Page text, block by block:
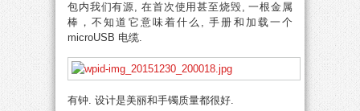
包内我们有源, 在首次使用甚至烧毁, 一根金属
棒，不知道它意味着什么, 手册和加载一个
microUSB 电缆.
有钟. 设计是美丽和手镯质量都很好.